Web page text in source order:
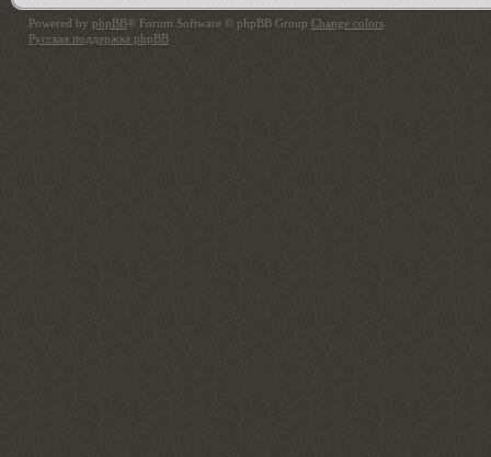
Powered by phpBB® Forum Software © phpBB Group Change colors
Русская поддержка phpBB